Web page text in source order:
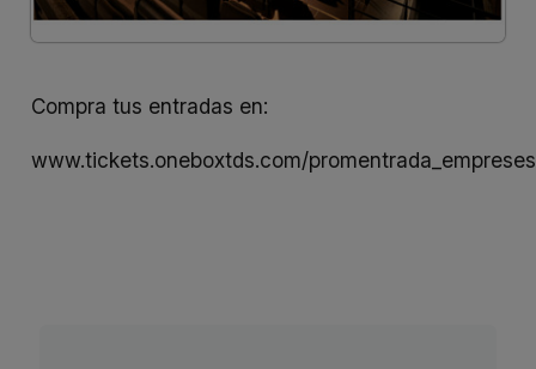
Compra tus entradas en:
www.tickets.oneboxtds.com/